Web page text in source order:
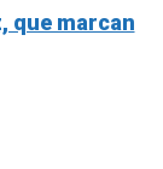
que marcan